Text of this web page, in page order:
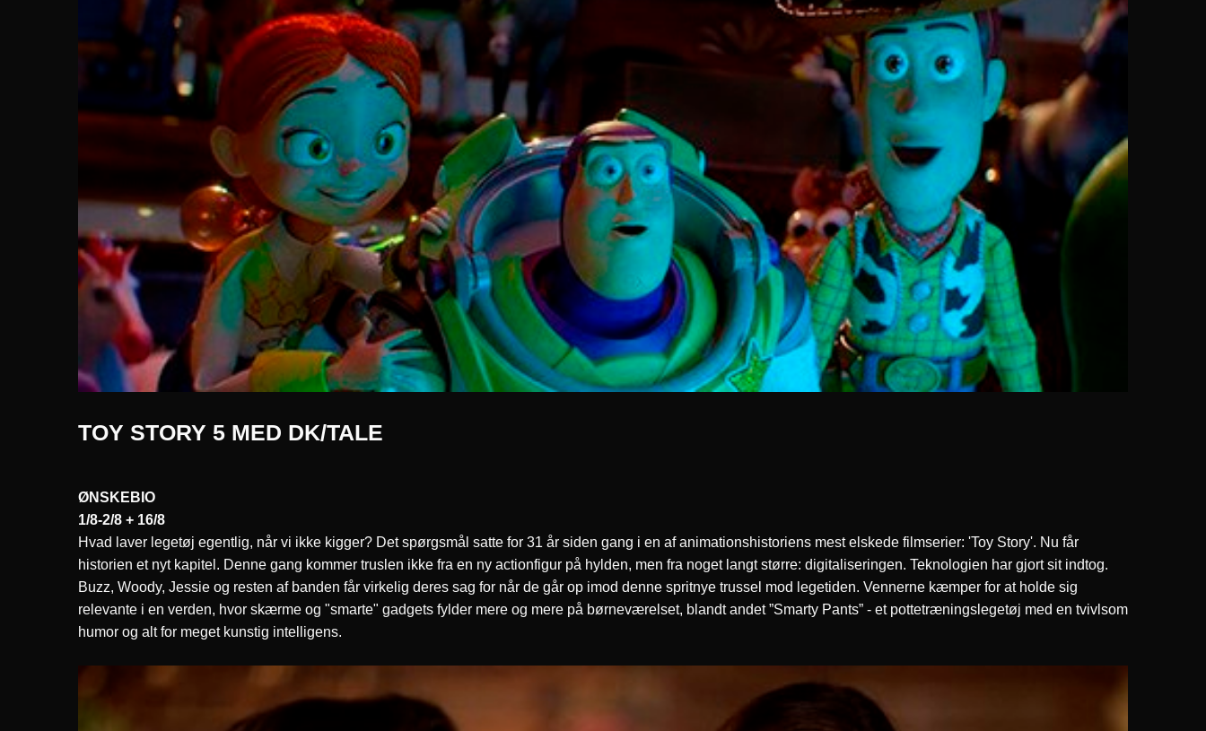
TOY STORY 5 MED DK/TALE
ØNSKEBIO
1/8-2/8 + 16/8
Hvad laver legetøj egentlig, når vi ikke kigger? Det spørgsmål satte for 31 år siden gang i en af animationshistoriens mest elskede filmserier: 'Toy Story'. Nu får
historien et nyt kapitel. Denne gang kommer truslen ikke fra en ny actionfigur på hylden, men fra noget langt større: digitaliseringen. Teknologien har gjort sit indtog.
Buzz, Woody, Jessie og resten af banden får virkelig deres sag for når de går op imod denne spritnye trussel mod legetiden. Vennerne kæmper for at holde sig
relevante i en verden, hvor skærme og "smarte" gadgets fylder mere og mere på børneværelset, blandt andet ”Smarty Pants” - et pottetræningslegetøj med en tvivlsom
humor og alt for meget kunstig intelligens.